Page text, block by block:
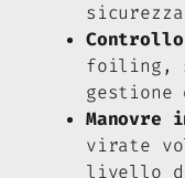
foiling,
virate
livello di